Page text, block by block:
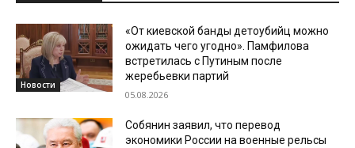
Новости
«От киевской банды детоубийц можно
ожидать чего угодно». Памфилова
встретилась с Путиным после
жеребьевки партий
05.08.2026
Собянин заявил, что перевод
экономики России на военные рельсы